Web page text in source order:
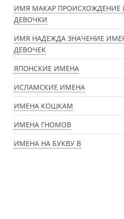
ИМЯ МАКАР ПРОИСХОЖДЕНИЕ
ДЕВОЧКИ
ИМЯ НАДЕЖДА ЗНАЧЕНИЕ
ДЕВОЧЕК
ЯПОНСКИЕ ИМЕНА
ИСЛАМСКИЕ ИМЕНА
ИМЕНА КОШКАМ
ИМЕНА ГНОМОВ
ИМЕНА НА БУКВУ В